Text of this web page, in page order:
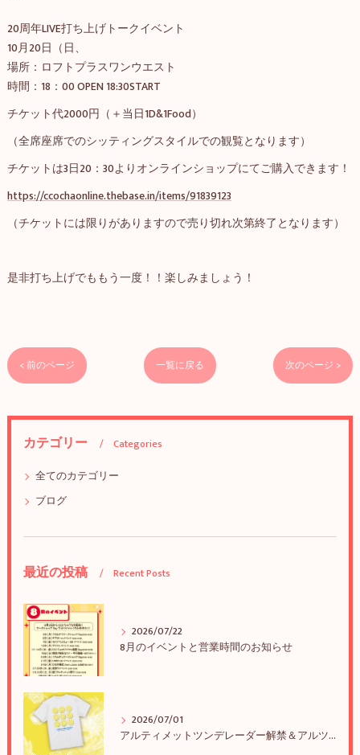
20周年LIVE打ち上げトークイベント
10月20日（日、
場所：ロフトプラスワンウエスト
時間：18：00 OPEN 18:30START
チケット代2000円（＋当日1D&1Food）
（全席座席でのシッティングスタイルでの観覧となります）
チケットは3日20：30よりオンラインショップにてご購入できます！
https://ccochaonline.thebase.in/items/91839123
（チケットには限りがありますので売り切れ次第終了となります）
是非打ち上げでももう一度！！楽しみましょう！
< 前のページ 一覧に戻る 次のページ >
カテゴリー
Categories
全てのカテゴリー
ブログ
最近の投稿 Recent Posts
2026/07/22
8月のイベントと営業時間のお知らせ
2026/07/01
アルティメットツンデレーダー解禁＆アルツンBIGTEE販売のお知らせ